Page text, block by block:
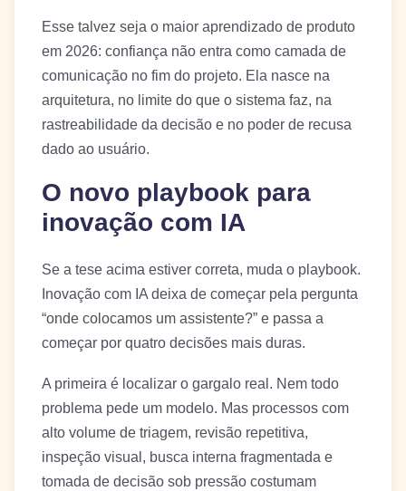
Esse talvez seja o maior aprendizado de produto
em 2026: confiança não entra como camada de
comunicação no fim do projeto. Ela nasce na
arquitetura, no limite do que o sistema faz, na
rastreabilidade da decisão e no poder de recusa
dado ao usuário.
O novo playbook para
inovação com IA
Se a tese acima estiver correta, muda o playbook.
Inovação com IA deixa de começar pela pergunta
“onde colocamos um assistente?” e passa a
começar por quatro decisões mais duras.
A primeira é localizar o gargalo real. Nem todo
problema pede um modelo. Mas processos com
alto volume de triagem, revisão repetitiva,
inspeção visual, busca interna fragmentada e
tomada de decisão sob pressão costumam